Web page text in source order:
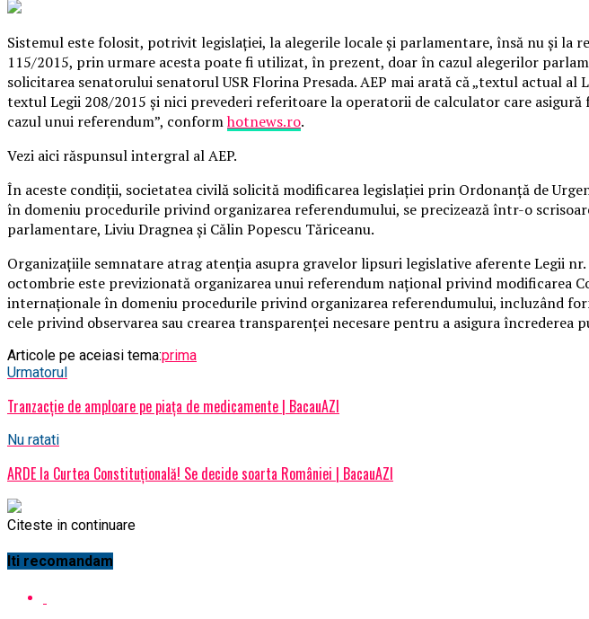
Sistemul este folosit, potrivit legislaţiei, la alegerile locale şi parlamentare, însă nu şi la
115/2015, prin urmare acesta poate fi utilizat, în prezent, doar în cazul alegerilor
solicitarea senatorului senatorul USR Florina Presada. AEP mai arată că „textul actual
textul Legii 208/2015 şi nici prevederi referitoare la operatorii de calculator care asigură
cazul unui referendum”, conformhotnews.ro.
Vezi aici răspunsul intergral al AEP.
În aceste condiţii, societatea civilă solicită modificarea legislaţiei prin Ordonanţă de
în domeniu procedurile privind organizarea referendumului, se precizează într-o
parlamentare, Liviu Dragnea şi Călin Popescu Tăriceanu.
Organizaţiile semnatare atrag atenţia asupra gravelor lipsuri legislative aferente Legii
octombrie este previzionată organizarea unui referendum naţional privind modificarea
internaţionale în domeniu procedurile privind organizarea referendumului, incluzând
cele privind observarea sau crearea transparenţei necesare pentru a asigura încrederea
Articole pe aceiasi tema:prima
Urmatorul
Tranzacție de amploare pe piața de medicamente | BacauAZI
Nu ratati
ARDE la Curtea Constituțională! Se decide soarta României | BacauAZI
Citeste in continuare
Iti recomandam